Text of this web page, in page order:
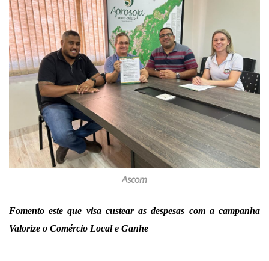
Ascom
Fomento este que visa custear as despesas com a campanha
Valorize o Comércio Local e Ganhe